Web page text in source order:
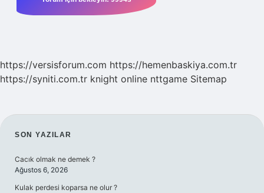
https://versisforum.com https://hemenbaskiya.com.tr
https://syniti.com.tr knight online nttgame Sitemap
SIDEBAR
SON YAZILAR
Cacık olmak ne demek ?
Ağustos 6, 2026
Kulak perdesi koparsa ne olur ?